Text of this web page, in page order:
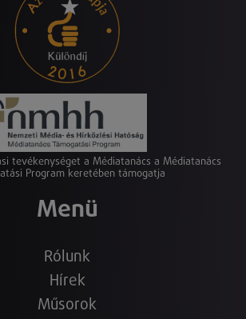
tevékenységet a Médiatanács a Médiatanács
Program keretében támogatja
Menü
Rólunk
Hírek
Műsorok